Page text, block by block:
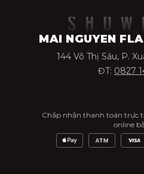
MAI NGUYEN
144 Võ Thị Sáu, P.
ĐT: 0827
Chấp nhận thanh toán trực
online